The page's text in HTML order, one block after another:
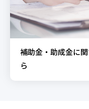
補助金・助成金に
ら